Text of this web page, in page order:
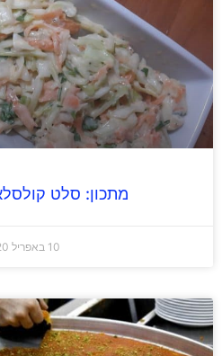
מתכון: סלט קולסלאו Coleslaw